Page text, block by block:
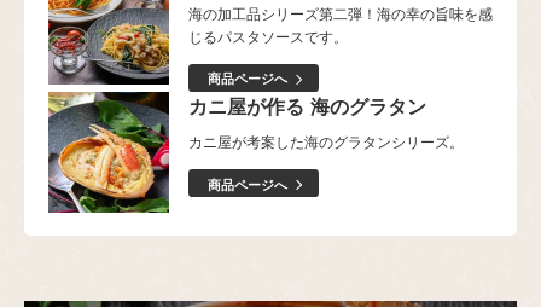
海の加工品シリーズ第二弾！海の幸の旨味を感
じるパスタソースです。
商品ページへ
カニ屋が作る 海のグラタン
カニ屋が考案した海のグラタンシリーズ。
商品ページへ